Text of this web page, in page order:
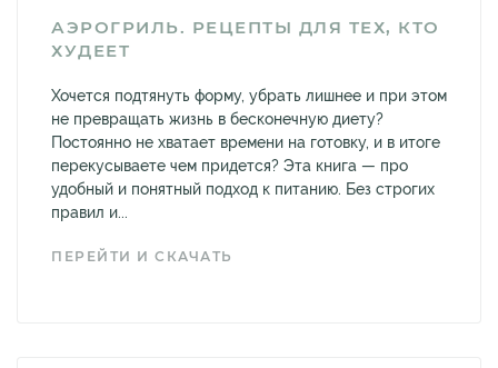
АЭРОГРИЛЬ. РЕЦЕПТЫ ДЛЯ ТЕХ, КТО
ХУДЕЕТ
Хочется подтянуть форму, убрать лишнее и при этом
не превращать жизнь в бесконечную диету?
Постоянно не хватает времени на готовку, и в итоге
перекусываете чем придется? Эта книга — про
удобный и понятный подход к питанию. Без строгих
правил и...
ПЕРЕЙТИ И СКАЧАТЬ